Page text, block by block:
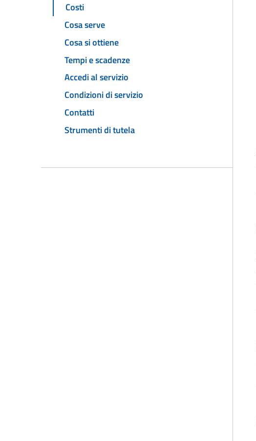
Costi
Cosa serve
Cosa si ottiene
Tempi e scadenze
Accedi al servizio
Condizioni di servizio
Contatti
Strumenti di tutela